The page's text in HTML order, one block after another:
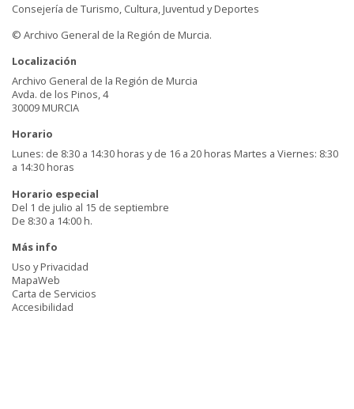
Consejería de Turismo, Cultura, Juventud y Deportes
© Archivo General de la Región de Murcia.
Localización
Archivo General de la Región de Murcia
Avda. de los Pinos, 4
30009 MURCIA
Horario
Lunes: de 8:30 a 14:30 horas y de 16 a 20 horas Martes a Viernes: 8:30
a 14:30 horas
Horario especial
Del 1 de julio al 15 de septiembre
De 8:30 a 14:00 h.
Más info
Uso y Privacidad
MapaWeb
Carta de Servicios
Accesibilidad